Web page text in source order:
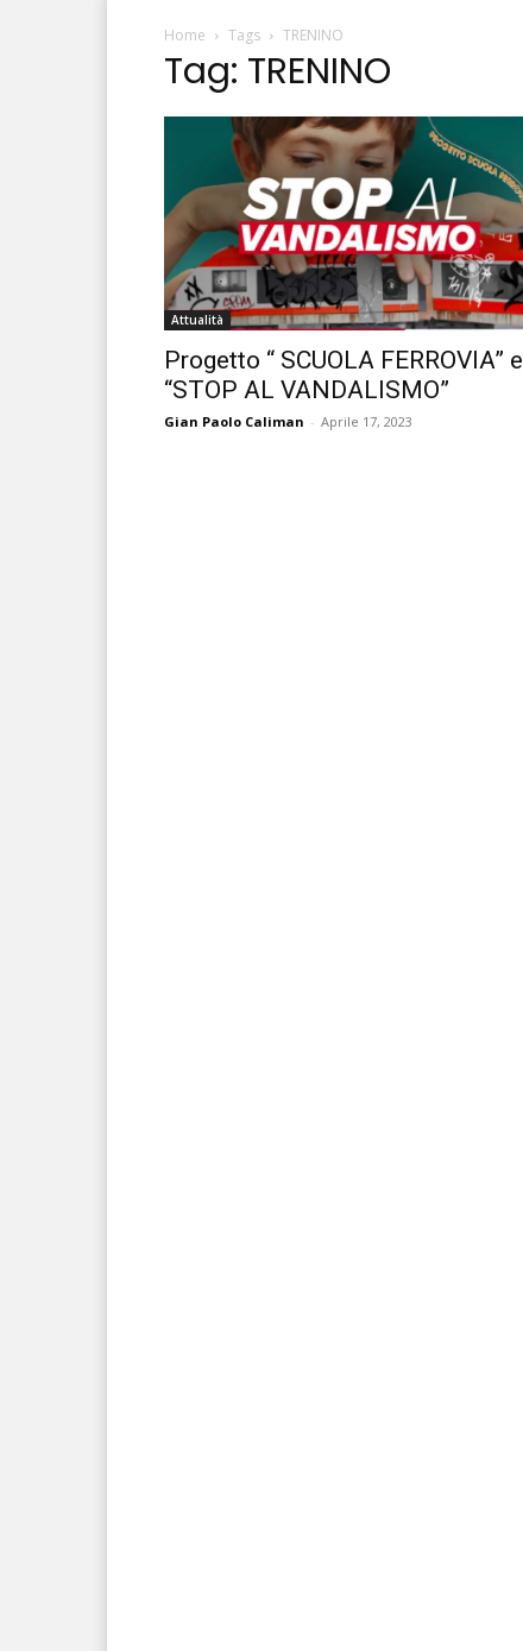
Home Tags TRENINO
Tag: TRENINO
Attualità
Progetto “ SCUOLA FERROVIA” e
“STOP AL VANDALISMO”
Gian Paolo Caliman - Aprile 17, 2023